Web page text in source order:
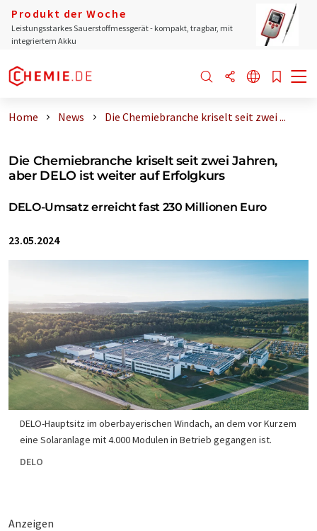
Produkt der Woche
Leistungsstarkes Sauerstoffmessgerät - kompakt, tragbar, mit
integriertem Akku
Home News Die Chemiebranche kriselt seit zwei ...
Die Chemiebranche kriselt seit zwei Jahren,
aber DELO ist weiter auf Erfolgkurs
DELO-Umsatz erreicht fast 230 Millionen Euro
23.05.2024
DELO-Hauptsitz im oberbayerischen Windach, an dem vor Kurzem
eine Solaranlage mit 4.000 Modulen in Betrieb gegangen ist.
DELO
Anzeigen